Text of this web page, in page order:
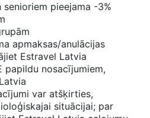
senioriem pieejama -3%
apmaksas/anulācijas
Estravel Latvia
papildu nosacījumiem,
var atšķirties,
situācijai; par